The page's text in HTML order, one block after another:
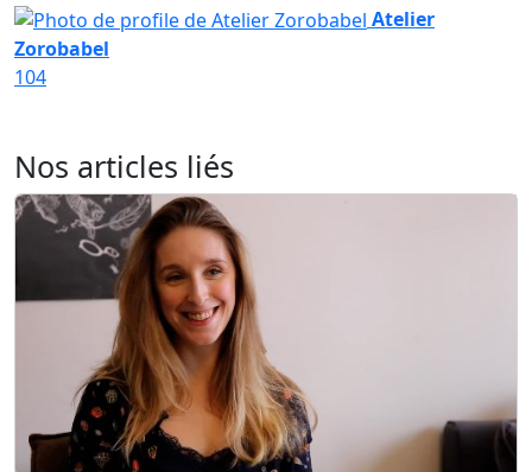
Atelier
Zorobabel
104
Nos articles liés